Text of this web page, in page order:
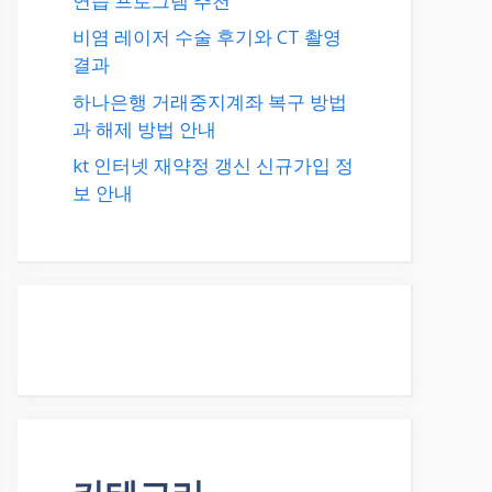
비염 레이저 수술 후기와 CT 촬영
결과
하나은행 거래중지계좌 복구 방법
과 해제 방법 안내
kt 인터넷 재약정 갱신 신규가입 정
보 안내